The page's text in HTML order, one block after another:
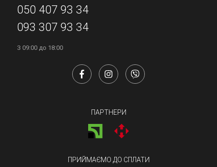
050 407 93 34
093 307 93 34
З 09:00 до 18:00
ПАРТНЕРИ
ПРИЙМАЄМО ДО СПЛАТИ